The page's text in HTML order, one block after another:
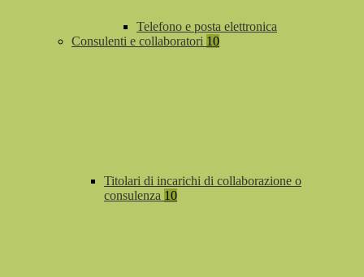
Telefono e posta elettronica
Consulenti e collaboratori 10
Titolari di incarichi di collaborazione o
consulenza 10